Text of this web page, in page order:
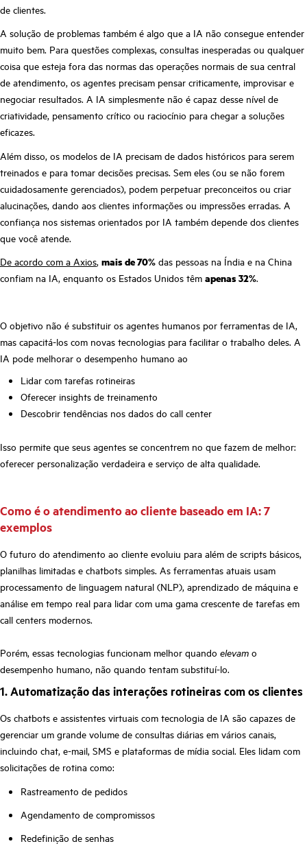
de clientes.
A solução de problemas também é algo que a IA não consegue entender
muito bem. Para questões complexas, consultas inesperadas ou qualquer
coisa que esteja fora das normas das operações normais de sua central
de atendimento, os agentes precisam pensar criticamente, improvisar e
negociar resultados. A IA simplesmente não é capaz desse nível de
criatividade, pensamento crítico ou raciocínio para chegar a soluções
eficazes.
Além disso, os modelos de IA precisam de dados históricos para serem
treinados e para tomar decisões precisas. Sem eles (ou se não forem
cuidadosamente gerenciados), podem perpetuar preconceitos ou criar
alucinações, dando aos clientes informações ou impressões erradas. A
confiança nos sistemas orientados por IA também depende dos clientes
que você atende.
De acordo com a Axios, mais de 70% das pessoas na Índia e na China
confiam na IA, enquanto os Estados Unidos têm apenas 32%.
O objetivo não é substituir os agentes humanos por ferramentas de IA,
mas capacitá-los com novas tecnologias para facilitar o trabalho deles. A
IA pode melhorar o desempenho humano ao
Lidar com tarefas rotineiras
Oferecer insights de treinamento
Descobrir tendências nos dados do call center
Isso permite que seus agentes se concentrem no que fazem de melhor:
oferecer personalização verdadeira e serviço de alta qualidade.
Como é o atendimento ao cliente baseado em IA: 7
exemplos
O futuro do atendimento ao cliente evoluiu para além de scripts básicos,
planilhas limitadas e chatbots simples. As ferramentas atuais usam
processamento de linguagem natural (NLP), aprendizado de máquina e
análise em tempo real para lidar com uma gama crescente de tarefas em
call centers modernos.
Porém, essas tecnologias funcionam melhor quando elevam o
desempenho humano, não quando tentam substituí-lo.
1. Automatização das interações rotineiras com os clientes
Os chatbots e assistentes virtuais com tecnologia de IA são capazes de
gerenciar um grande volume de consultas diárias em vários canais,
incluindo chat, e-mail, SMS e plataformas de mídia social. Eles lidam com
solicitações de rotina como:
Rastreamento de pedidos
Agendamento de compromissos
Redefinição de senhas